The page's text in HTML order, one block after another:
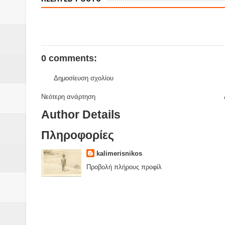
Επικύρωση των
ΤΟ ΙΕΡΟ ΤΗΣ ΘΕΑΣ
H MAXH ΣTO ΝΤΟΜΠΡΟΥΖΗ
Νεομοναστηριώτικα ...Λαϊκή
0 comments:
Δημοσίευση σχολίου
Νεότερη ανάρτηση
Author Details
Πληροφορίες
kalimerisnikos
Προβολή πλήρους προφίλ